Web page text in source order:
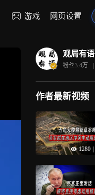
游戏 网页设置
观局有语
粉丝3.4万 |
作者最新视频
1280